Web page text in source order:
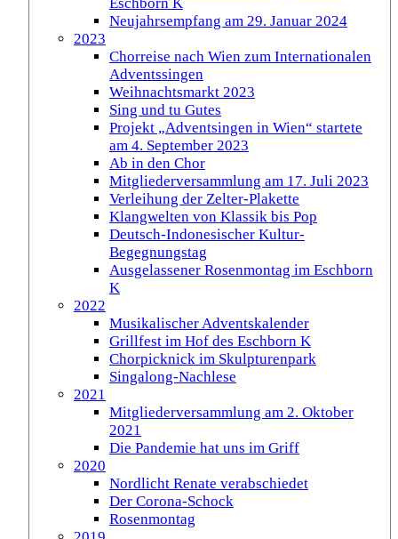
Neujahrsempfang am 29. Januar 2024
2023
Chorreise nach Wien zum Internationalen
Adventssingen
Weihnachtsmarkt 2023
Sing und tu Gutes
Projekt „Adventsingen in Wien“ startete
am 4. September 2023
Ab in den Chor
Mitgliederversammlung am 17. Juli 2023
Verleihung der Zelter-Plakette
Klangwelten von Klassik bis Pop
Deutsch-Indonesischer Kultur-
Begegnungstag
Ausgelassener Rosenmontag im Eschborn
K
2022
Musikalischer Adventskalender
Grillfest im Hof des Eschborn K
Chorpicknick im Skulpturenpark
Singalong-Nachlese
2021
Mitgliederversammlung am 2. Oktober
2021
Die Pandemie hat uns im Griff
2020
Nordlicht Renate verabschiedet
Der Corona-Schock
Rosenmontag